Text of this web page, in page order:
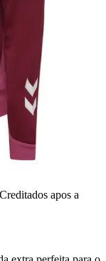
Creditados apos a